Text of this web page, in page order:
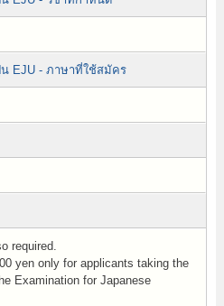
EJU - ภาษาที่ใช้สมัคร
required.
yen only for applicants taking the
Examination for Japanese